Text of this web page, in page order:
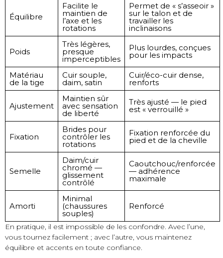
Équilibre
Facilite le
maintien de
l’axe et les
rotations
Permet de « s’asseoir »
sur le talon et de
travailler les
inclinaisons
Poids
Très légères,
presque
imperceptibles
Plus lourdes, conçues
pour les impacts
Matériau
de la tige
Cuir souple,
daim, satin
Cuir/éco-cuir dense,
renforts
Ajustement
Maintien sûr
avec sensation
de liberté
Très ajusté — le pied
est « verrouillé »
Fixation
Brides pour
contrôler les
rotations
Fixation renforcée du
pied et de la cheville
Semelle
Daim/cuir
chromé —
glissement
contrôlé
Caoutchouc/renforcée
— adhérence
maximale
Amorti
Minimal
(chaussures
souples)
Renforcé
En pratique, il est impossible de les confondre. Avec l’une,
vous tournez facilement ; avec l’autre, vous maintenez
équilibre et accents en toute confiance.